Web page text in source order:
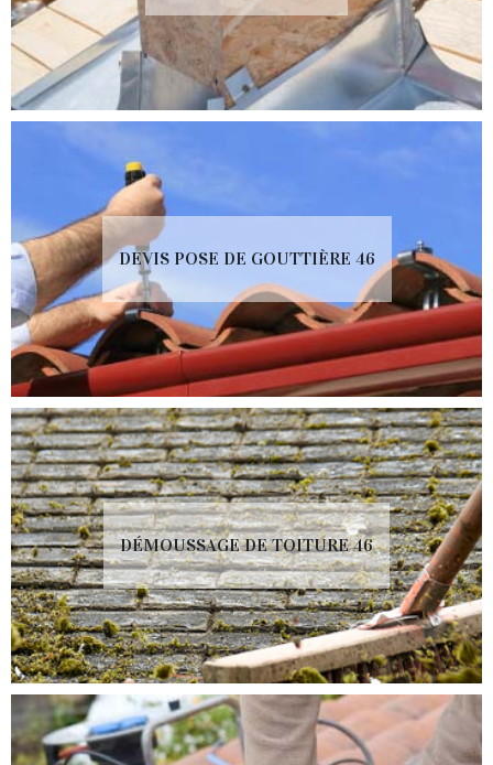
DEVIS POSE DE GOUTTIÈRE 46
DÉMOUSSAGE DE TOITURE 46